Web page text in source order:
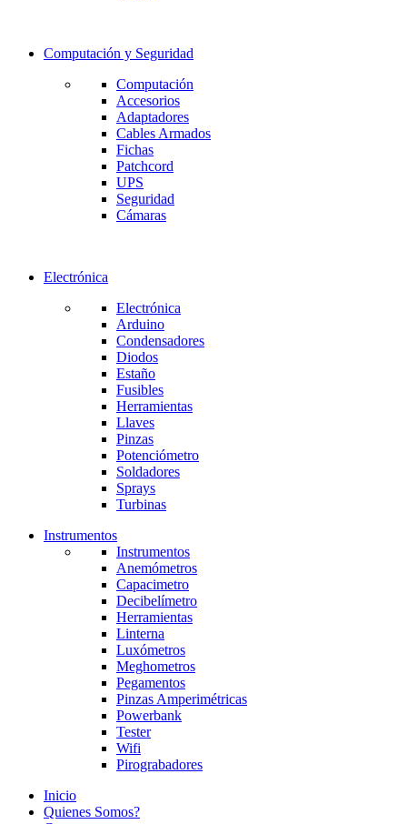
Computación y Seguridad
Computación
Accesorios
Adaptadores
Cables Armados
Fichas
Patchcord
UPS
Seguridad
Cámaras
Electrónica
Electrónica
Arduino
Condensadores
Diodos
Estaño
Fusibles
Herramientas
Llaves
Pinzas
Potenciómetro
Soldadores
Sprays
Turbinas
Instrumentos
Instrumentos
Anemómetros
Capacimetro
Decibelímetro
Herramientas
Linterna
Luxómetros
Meghometros
Pegamentos
Pinzas Amperimétricas
Powerbank
Tester
Wifi
Pirograbadores
Inicio
Quienes Somos?